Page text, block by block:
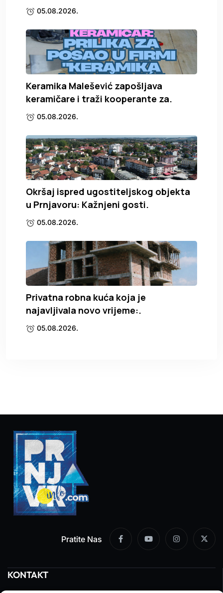
05.08.2026.
Keramika Malešević zapošljava
keramičare i traži kooperante za.
05.08.2026.
Okršaj ispred ugostiteljskog objekta
u Prnjavoru: Kažnjeni gosti.
05.08.2026.
Privatna robna kuća koja je
najavljivala novo vrijeme:.
05.08.2026.
Pratite Nas
KONTAKT